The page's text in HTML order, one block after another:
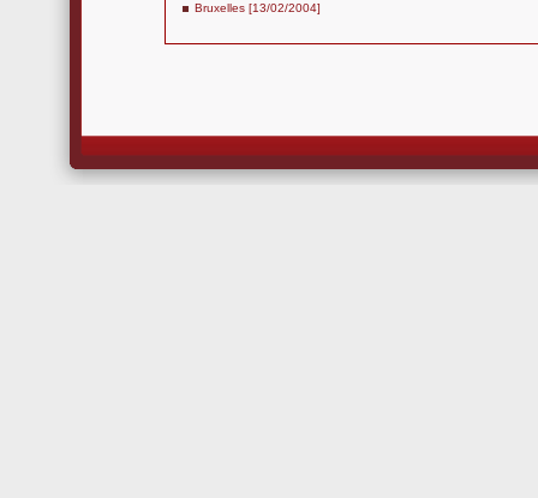
Bruxelles [13/02/2004]